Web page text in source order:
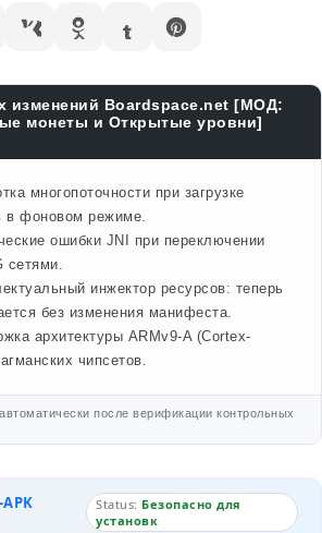
изменений Boardspace.net [МОД:
монеты и Открытые уровни]
многопоточности при загрузке
в фоновом режиме.
ошибки JNI при переключении
сетями.
инжектор ресурсов: теперь
без изменения манифеста.
архитектуры ARMv9-A (Cortex-
чипсетов.
после верификации контрольных
Status: Безопасно для
установк